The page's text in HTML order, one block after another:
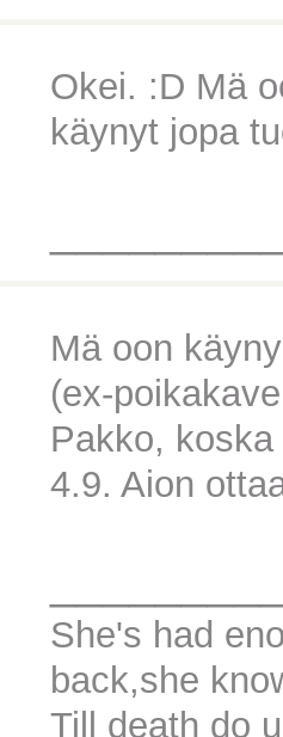
Okei. :D Mä
käynyt jopa
Mä oon
(ex-
Pakko,
4.9. Aion
She's had
back,she
Till death do